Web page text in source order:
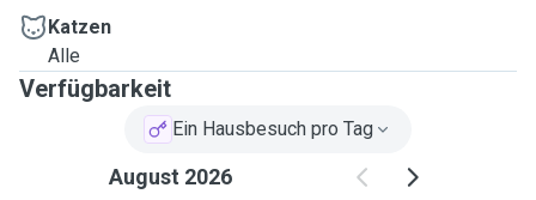
Katzen
Alle
Verfügbarkeit
Ein Hausbesuch pro Tag
August 2026